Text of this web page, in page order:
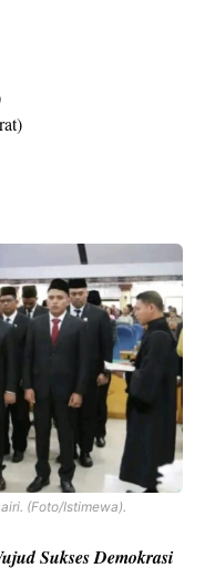
(Foto/Istimewa).
Sukses Demokrasi